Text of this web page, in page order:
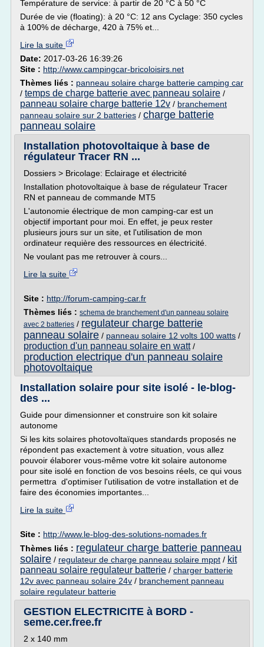
Température de service: à partir de 20 °C à 50 °C
Durée de vie (floating): à 20 °C: 12 ans Cyclage: 350 cycles
à 100% de décharge, 420 à 75% et...
Lire la suite
Date: 2017-03-26 16:39:26
Site : http://www.campingcar-bricoloisirs.net
Thèmes liés : panneau solaire charge batterie camping car
/ temps de charge batterie avec panneau solaire /
panneau solaire charge batterie 12v / branchement
panneau solaire sur 2 batteries / charge batterie
panneau solaire
Installation photovoltaique à base de
régulateur Tracer RN ...
Dossiers > Bricolage: Eclairage et électricité
Installation photovoltaique à base de régulateur Tracer
RN et panneau de commande MT5
L'autonomie électrique de mon camping-car est un
objectif important pour moi. En effet, je peux rester
plusieurs jours sur un site, et l'utilisation de mon
ordinateur requière des ressources en électricité.
Ne voulant pas me retrouver à cours...
Lire la suite
Site : http://forum-camping-car.fr
Thèmes liés : schema de branchement d'un panneau solaire
avec 2 batteries / regulateur charge batterie
panneau solaire / panneau solaire 12 volts 100 watts /
production d'un panneau solaire en watt/
production electrique d'un panneau solaire
photovoltaique
Installation solaire pour site isolé - le-blog-
des ...
Guide pour dimensionner et construire son kit solaire
autonome
Si les kits solaires photovoltaïques standards proposés ne
répondent pas exactement à votre situation, vous allez
pouvoir élaborer vous-même votre kit solaire autonome
pour site isolé en fonction de vos besoins réels, ce qui vous
permettra d'optimiser l'utilisation de votre installation et de
faire des économies importantes...
Lire la suite
Site : http://www.le-blog-des-solutions-nomades.fr
Thèmes liés : regulateur charge batterie panneau
solaire / regulateur de charge panneau solaire mppt / kit
panneau solaire regulateur batterie / charger batterie
12v avec panneau solaire 24v / branchement panneau
solaire regulateur batterie
GESTION ELECTRICITE à BORD -
seme.cer.free.fr
2 x 140 mm